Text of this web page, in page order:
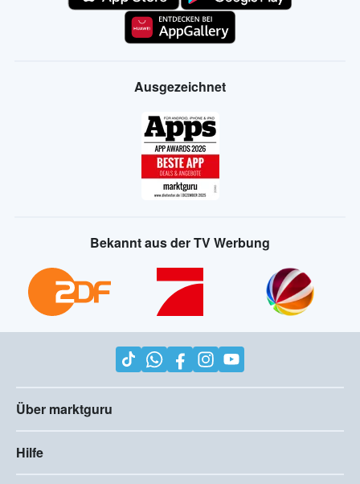
Ausgezeichnet
Bekannt aus der TV Werbung
Über marktguru
Hilfe